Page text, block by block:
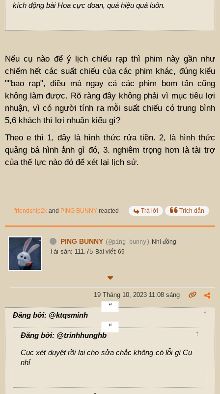
kích động bài Hoa cực đoan, quá hiệu quả luôn.
Nếu cụ nào để ý lịch chiếu rạp thì phim này gần như
chiếm hết các suất chiếu của các phim khác, đúng kiểu
""bao rạp", điều mà ngay cả các phim bom tấn cũng
không làm được. Rõ ràng đây không phải vì mục tiêu lợi
nhuận, vì có người tính ra mỗi suất chiếu có trung bình
5,6 khách thì lợi nhuận kiểu gì?
Theo e thì 1, đây là hình thức rửa tiền. 2, là hình thức
quảng bá hình ảnh gì đó, 3. nghiêm trọng hơn là tài trợ
của thế lực nào đó để xét lại lịch sử.
friendship2k and PING BUNNY reacted Trả lời Trích dẫn
PING BUNNY (@ping-bunny) Nhi đồng
Tài sản: 111.75 Bài viết: 69
19 Tháng 10, 2023 11:08 sáng
Đăng bởi: @ktqsminh ↑
Đăng bởi: @trinhhunghb ↑
Cục xét duyệt rồi lại cho sửa chắc không có lỗi gì Cụ
nhỉ